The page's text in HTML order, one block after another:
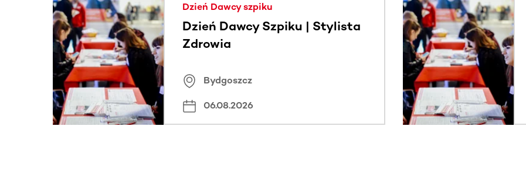
Dzień Dawcy szpiku
Dzień Dawcy Szpiku | Stylista
Zdrowia
Bydgoszcz
06.08.2026